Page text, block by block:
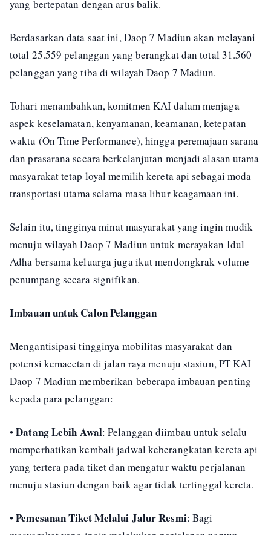
yang bertepatan dengan arus balik.
Berdasarkan data saat ini, Daop 7 Madiun akan melayani
total 25.559 pelanggan yang berangkat dan total 31.560
pelanggan yang tiba di wilayah Daop 7 Madiun.
Tohari menambahkan, komitmen KAI dalam menjaga
aspek keselamatan, kenyamanan, keamanan, ketepatan
waktu (On Time Performance), hingga peremajaan sarana
dan prasarana secara berkelanjutan menjadi alasan utama
masyarakat tetap loyal memilih kereta api sebagai moda
transportasi utama selama masa libur keagamaan ini.
Selain itu, tingginya minat masyarakat yang ingin mudik
menuju wilayah Daop 7 Madiun untuk merayakan Idul
Adha bersama keluarga juga ikut mendongkrak volume
penumpang secara signifikan.
Imbauan untuk Calon Pelanggan
Mengantisipasi tingginya mobilitas masyarakat dan
potensi kemacetan di jalan raya menuju stasiun, PT KAI
Daop 7 Madiun memberikan beberapa imbauan penting
kepada para pelanggan:
•Datang Lebih Awal: Pelanggan diimbau untuk selalu
memperhatikan kembali jadwal keberangkatan kereta api
yang tertera pada tiket dan mengatur waktu perjalanan
menuju stasiun dengan baik agar tidak tertinggal kereta.
•Pemesanan Tiket Melalui Jalur Resmi: Bagi